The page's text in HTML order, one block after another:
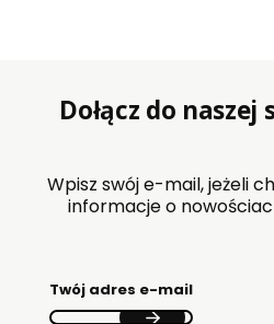
Dołącz do naszej
Wpisz swój e-mail, jeżeli
informacje o
Twój adres e-mail